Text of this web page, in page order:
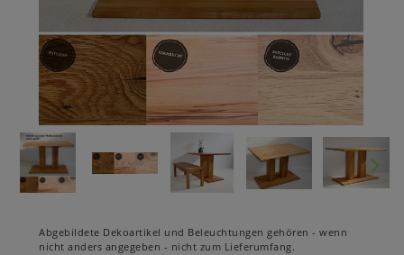
Abgebildete Dekoartikel und Beleuchtungen gehören - wenn
nicht anders angegeben - nicht zum Lieferumfang.